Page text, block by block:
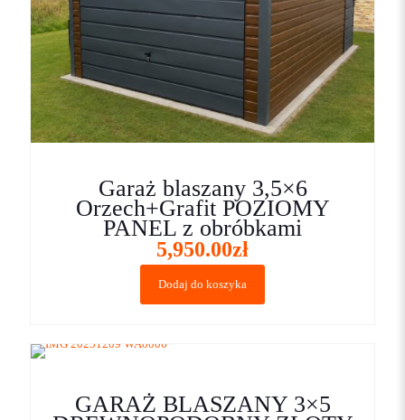
Garaż blaszany 3,5×6
Orzech+Grafit POZIOMY
PANEL z obróbkami
5,950.00zł
Dodaj do koszyka
GARAŻ BLASZANY 3×5